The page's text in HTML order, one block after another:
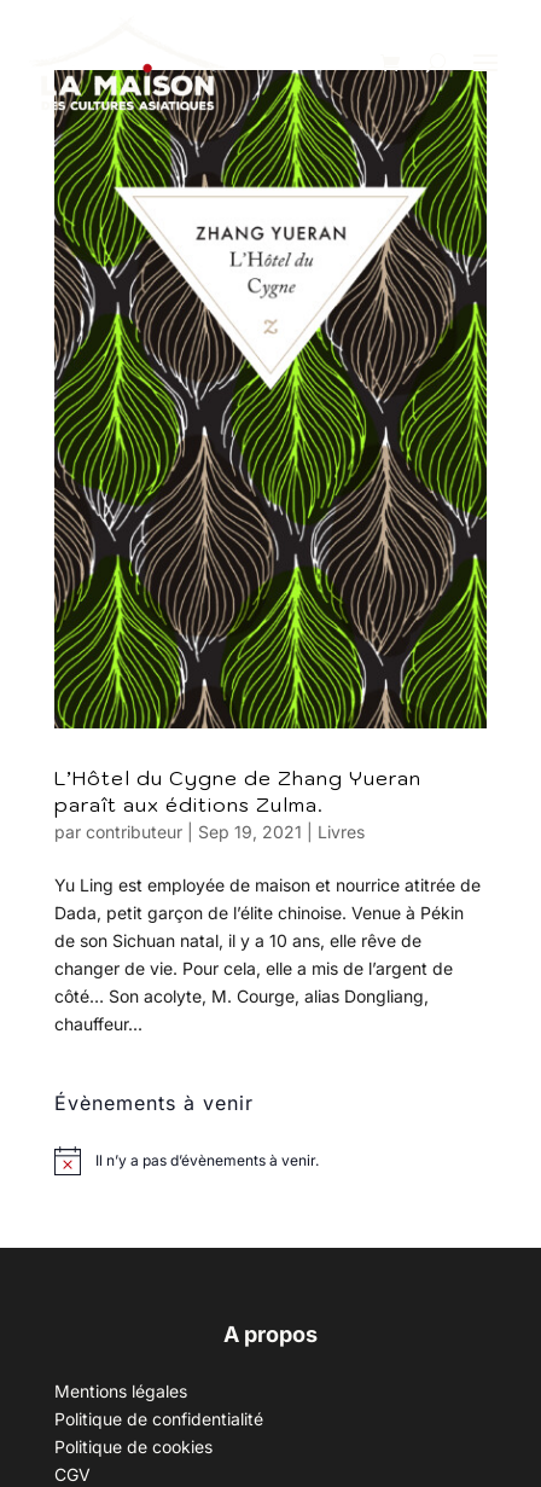
L’Hôtel du Cygne de Zhang Yueran
paraît aux éditions Zulma.
par contributeur| Sep 19, 2021 Livres
Yu Ling est employée de maison et nourrice atitrée de
Dada, petit garçon de l’élite chinoise. Venue à Pékin
de son Sichuan natal, il y a 10 ans, elle rêve de
changer de vie. Pour cela, elle a mis de l’argent de
côté… Son acolyte, M. Courge, alias Dongliang,
chauffeur...
Évènements à venir
Il n’y a pas d’évènements à venir.
A propos
Mentions légales
Politique de confidentialité
Politique de cookies
CGV